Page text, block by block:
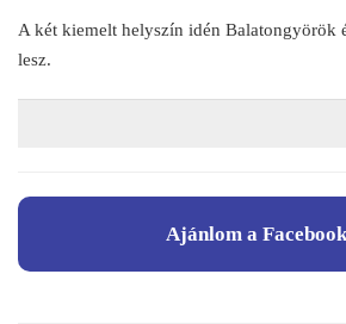
A két kiemelt helyszín idén Balatongyörök
lesz.
Ajánlom a